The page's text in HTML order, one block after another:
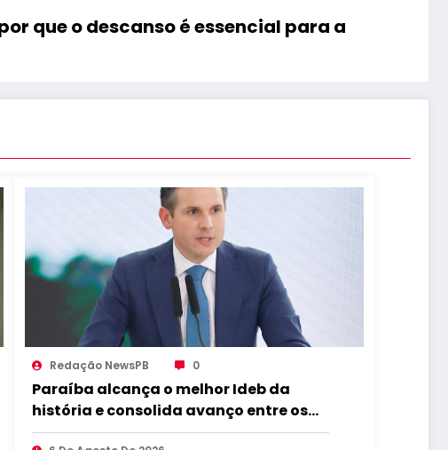
que o descanso é essencial para a
Redação NewsPB 0
Paraíba alcança o melhor Ideb da
história e consolida avanço entre os
maiores do Brasil